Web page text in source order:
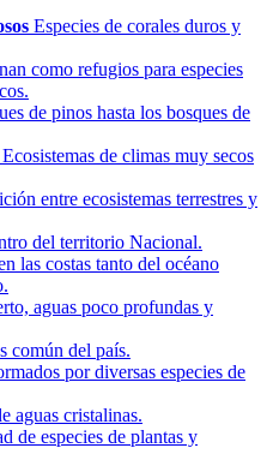
Especies de corales duros y
como refugios para especies
de pinos hasta los bosques de
Ecosistemas de climas muy secos
entre ecosistemas terrestres y
del territorio Nacional.
las costas tanto del océano
aguas poco profundas y
común del país.
por diversas especies de
aguas cristalinas.
de especies de plantas y